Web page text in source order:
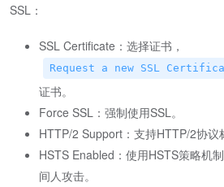
SSL：
SSL Certificate：选择证书，
Request a new SSL
证书。
Force SSL：强制使用SSL。
HTTP/2 Support：支持HTTP/2协议
HSTS Enabled：使用HSTS策略机
间人攻击。